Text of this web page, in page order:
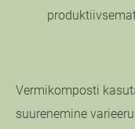
Vermikomposti
suurenemine